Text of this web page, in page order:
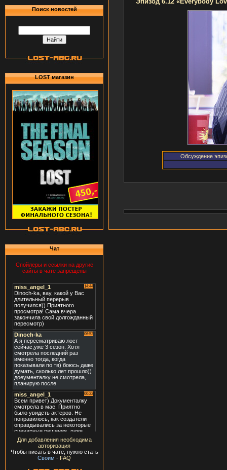
Поиск новостей
LOST магазин
Чат
Спойлеры и ссылки на другие
сайты в чате запрещены
Для добавления необходима
авторизация
Чтобы писать в чате, нужно стать
Своим - FAQ
Обсуждение